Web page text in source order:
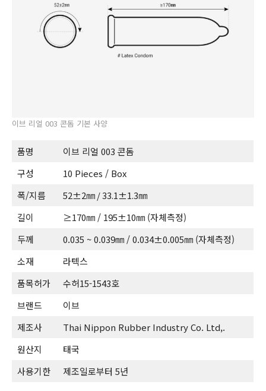
이브 리얼 003 콘돔 기본 사양
품명
이브 리얼 003 콘돔
구성
10 Pieces / Box
폭/지름
52±2㎜ / 33.1±1.3㎜
길이
≥170㎜ / 195±10㎜ (자체측정)
두께
0.035 ~ 0.039㎜ / 0.034±0.005㎜ (자체측정)
소재
라텍스
품목허가
수허15-1543호
브랜드
이브
제조사
Thai Nippon Rubber Industry Co. Ltd,.
원산지
태국
사용기한
제조일로부터 5년